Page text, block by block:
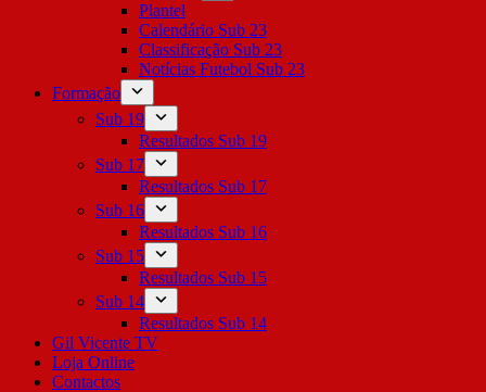
Plantel
Calendário Sub 23
Classificação Sub 23
Notícias Futebol Sub 23
Formação
Sub 19
Resultados Sub 19
Sub 17
Resultados Sub 17
Sub 16
Resultados Sub 16
Sub 15
Resultados Sub 15
Sub 14
Resultados Sub 14
Gil Vicente TV
Loja Online
Contactos